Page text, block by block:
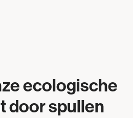
ecologische
door spullen